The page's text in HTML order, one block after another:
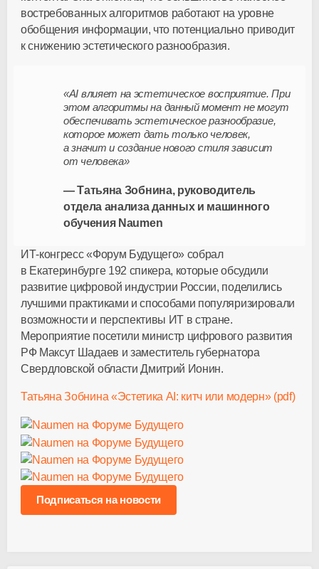
востребованных алгоритмов работают на уровне
обобщения информации, что потенциально приводит
к снижению эстетического разнообразия.
«AI влияет на эстетическое восприятие. При
этом алгоритмы на данный момент не могут
обеспечивать эстетическое разнообразие,
которое может дать только человек,
а значит и создание нового стиля зависит
от человека»
— Татьяна Зобнина, руководитель
отдела анализа данных и машинного
обучения Naumen
ИТ-конгресс«Форум Будущего» собрал
в Екатеринбурге 192 спикера, которые обсудили
развитие цифровой индустрии России, поделились
лучшими практиками и способами популяризировали
возможности и перспективы ИТ в стране.
Мероприятие посетили министр цифрового развития
РФ Максут Шадаев и заместитель губернатора
Свердловской области Дмитрий Ионин.
Татьяна Зобнина «Эстетика AI: китч или модерн» (pdf)
Подписаться на новости